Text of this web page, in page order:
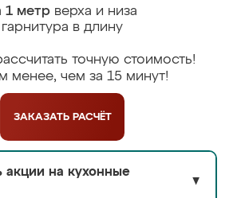
1 метрверха и низа
гарнитура в длину
точную стоимость!
менее, чем за 15 минут!
ЗАКАЗАТЬ РАСЧЁТ
акции на кухонные
▼